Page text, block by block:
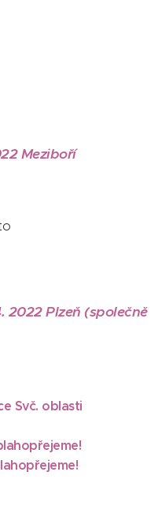
Meziboří
2022 Plzeň (společně
Svč. oblasti